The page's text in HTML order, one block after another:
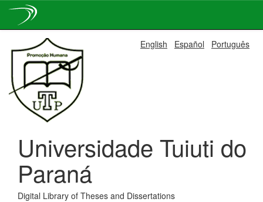
navigation
English Español Português
Universidade Tuiuti do
Paraná
Digital Library of Theses and Dissertations